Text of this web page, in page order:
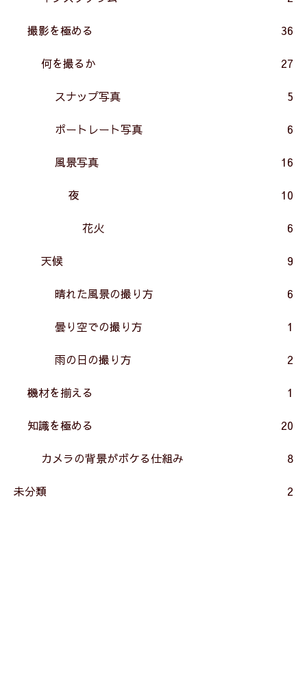
撮影を極める 36
何を撮るか 27
スナップ写真 5
ポートレート写真 6
風景写真 16
夜 10
花火 6
天候 9
晴れた風景の撮り方 6
曇り空での撮り方 1
雨の日の撮り方 2
機材を揃える 1
知識を極める 20
カメラの背景がボケる仕組み 8
未分類 2